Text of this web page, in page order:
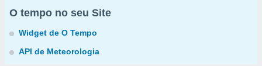
O tempo no seu Site
Widget de O Tempo
API de Meteorologia